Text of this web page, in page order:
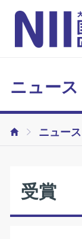
ニュース
ニュース
受賞